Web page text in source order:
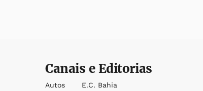
Canais e Editorias
Autos E.c. Bahia